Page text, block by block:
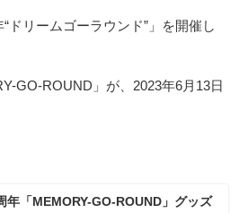
ドリームゴーラウンド”」を開催し
GO-ROUND」が、2023年6月13日
年「MEMORY-GO-ROUND」グッズ